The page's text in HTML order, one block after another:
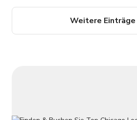
erhöhte Reinigungsgebühr anfallen. Mindeststunden:
Veranstaltungen: Mindestens 3
Weitere Einträge